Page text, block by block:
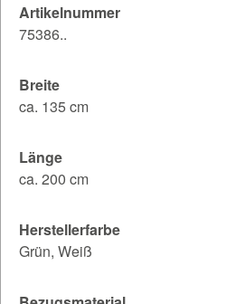
Artikelnummer
75386..
Breite
ca. 135 cm
Länge
ca. 200 cm
Herstellerfarbe
Grün, Weiß